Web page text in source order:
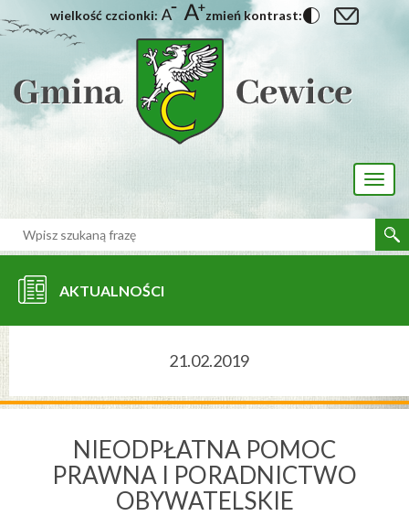
wielkość czcionki: zmień kontrast:
AKTUALNOŚCI
21.02.2019
NIEODPŁATNA POMOC
PRAWNA I PORADNICTWO
OBYWATELSKIE
[interaktywna-mapa]